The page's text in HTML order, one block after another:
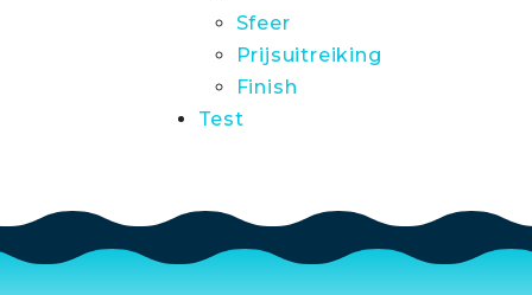
Sfeer
Prijsuitreiking
Finish
Test